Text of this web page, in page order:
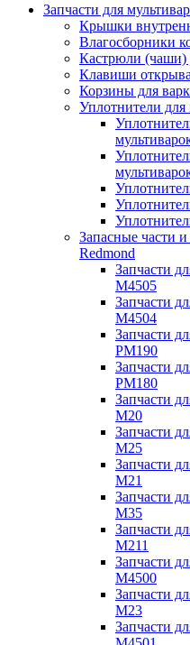
Запчасти для
Крышки
Влагосборники
Кастрюли (чаши)
Клавиши
Корзины для
Уплотнители для
Запасные части
Redmond
Запчасти
M4505
Запчасти
M4504
Запчасти
PM190
Запчасти
PM180
Запчасти
M20
Запчасти
M25
Запчасти
M21
Запчасти
M35
Запчасти
M211
Запчасти
M4500
Запчасти
M23
Запчасти